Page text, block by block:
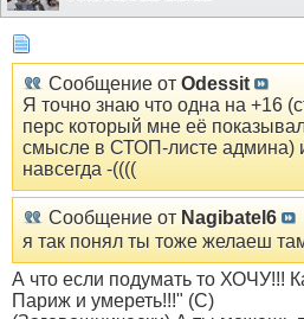
Сообщение от Odessit
Я точно знаю что одна на +16
перс который мне её
смысле в СТОП-листе админа)
навсегда -((((
Сообщение от Nagibatel6
я так понял ты тоже желаеш
А что если подумать то ХОЧУ!!!
Париж и умереть!!!" (С)